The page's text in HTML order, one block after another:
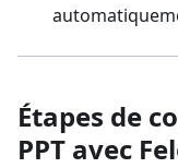
Étapes de
PPT avec